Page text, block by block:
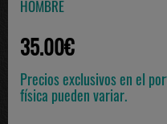
HOMBRE
35.00€
Precios exclusivos en el
física pueden variar.